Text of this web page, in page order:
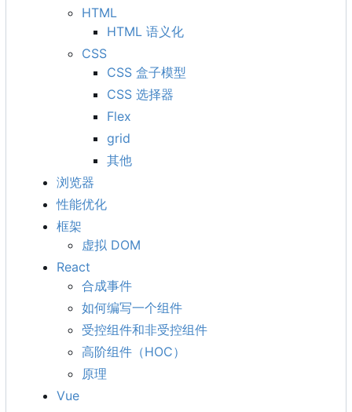
HTML
HTML 语义化
CSS
CSS 盒子模型
CSS 选择器
Flex
grid
其他
浏览器
性能优化
框架
虚拟 DOM
React
合成事件
如何编写一个组件
受控组件和非受控组件
高阶组件 （HOC）
原理
Vue